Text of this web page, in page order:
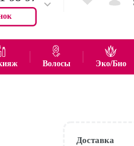
55-75
показать все товары
Волосы Эко/Био
Доставка